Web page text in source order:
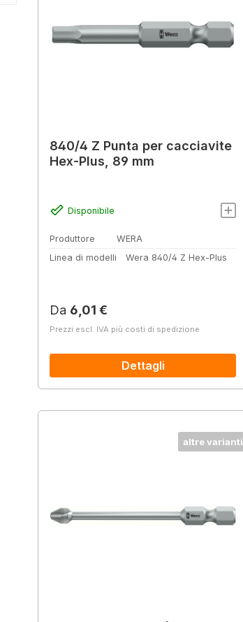
840/4 Z Punta per cacciavite
Hex-Plus, 89 mm
Disponibile
Produttore
WERA
Linea di modelli
Wera 840/4 Z Hex-Plus
Prezzo normale:
Da 6,01 €
Prezzi escl. IVA più costi di spedizione
Dettagli
altre varianti